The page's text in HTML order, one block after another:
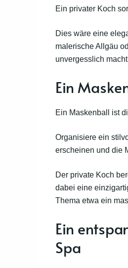
Ein privater Koch
Dies wäre eine
malerische Allgäu
unvergesslich
Ein
Ein Maskenball ist
Organisiere ein
erscheinen und die
Der private Koch
dabei eine
Thema etwa ein
Ein
Spa